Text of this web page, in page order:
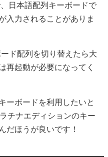
日本語配列キーボードで
入力されることがありま
ド配列を切り替えたら大
再起動が必要になってく
ーボードを利用したいと
チナエディションのキー
だほうが良いです！